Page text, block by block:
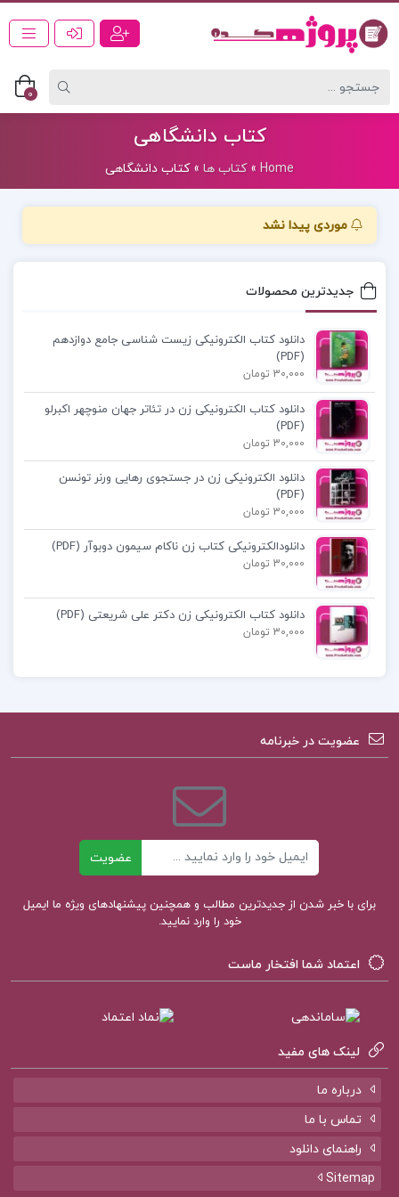
0
کتاب دانشگاهی
Home
»کتاب ها »کتاب دانشگاهی
موردی پیدا نشد
جدیدترین محصولات
دانلود کتاب الکترونیکی زیست شناسی جامع دوازدهم
(PDF)
30,000 تومان
دانلود کتاب الکترونیکی زن در تئاتر جهان منوچهر اکبرلو
(PDF)
30,000 تومان
دانلود الکترونیکی زن در جستجوی رهایی ورنر تونسن
(PDF)
30,000 تومان
دانلودالکترونیکی کتاب زن ناکام سیمون دوبوآر (PDF)
30,000 تومان
دانلود کتاب الکترونیکی زن دکتر علی شریعتی (PDF)
30,000 تومان
عضویت در خبرنامه
عضویت
برای با خبر شدن از جدیدترین مطالب و همچنین پیشنهادهای ویژه ما ایمیل
خود را وارد نمایید.
اعتماد شما افتخار ماست
لینک های مفید
درباره ما
تماس با ما
راهنمای دانلود
Sitemap